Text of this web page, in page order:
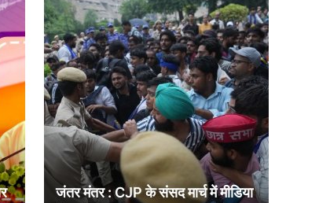
जंतर मंतर : CJP के संसद मार्च में मीडिया